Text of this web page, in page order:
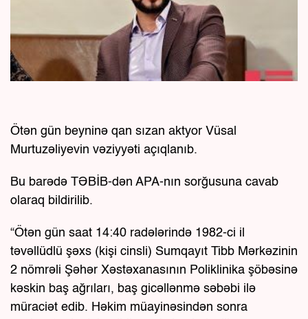
Ötən gün beyninə qan sızan aktyor Vüsal
Murtuzəliyevin vəziyyəti açıqlanıb.
Bu barədə TƏBİB-dən APA-nın sorğusuna cavab
olaraq bildirilib.
“Ötən gün saat 14:40 radələrində 1982-ci il
təvəllüdlü şəxs (kişi cinsli) Sumqayıt Tibb Mərkəzinin
2 nömrəli Şəhər Xəstəxanasının Poliklinika şöbəsinə
kəskin baş ağrıları, baş gicəllənmə səbəbi ilə
müraciət edib. Həkim müayinəsindən sonra